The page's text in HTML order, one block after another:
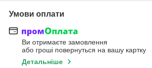
Умови оплати
Ви отримаєте замовлення
або гроші повернуться на вашу картку
Детальніше